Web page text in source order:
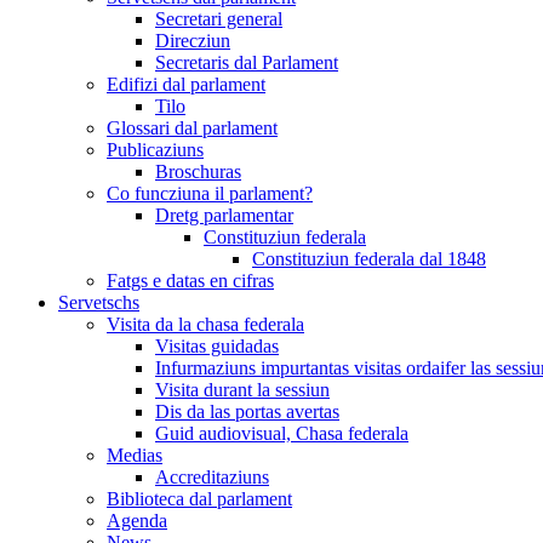
Secretari general
Direcziun
Secretaris dal Parlament
Edifizi dal parlament
Tilo
Glossari dal parlament
Publicaziuns
Broschuras
Co funcziuna il parlament?
Dretg parlamentar
Constituziun federala
Constituziun federala dal 1848
Fatgs e datas en cifras
Servetschs
Visita da la chasa federala
Visitas guidadas
Infurmaziuns impurtantas visitas ordaifer las
Visita durant la sessiun
Dis da las portas avertas
Guid audiovisual, Chasa federala
Medias
Accreditaziuns
Biblioteca dal parlament
Agenda